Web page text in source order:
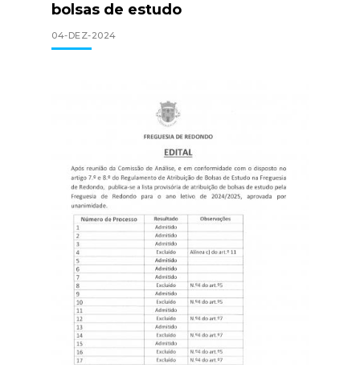
bolsas de estudo
04-DEZ-2024